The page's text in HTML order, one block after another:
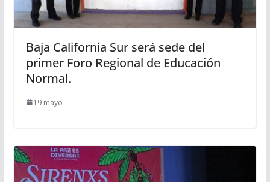
Baja California Sur será sede del
primer Foro Regional de Educación
Normal.
19 mayo